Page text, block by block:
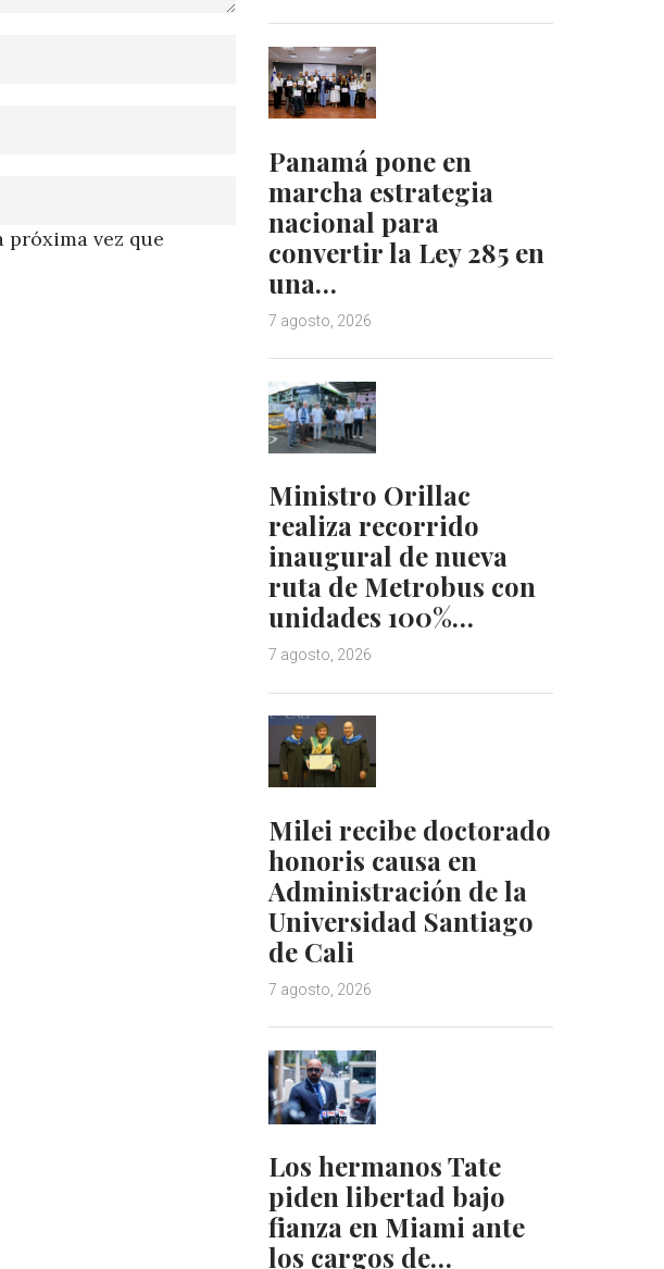
próxima vez que
Panamá pone en
marcha estrategia
nacional para
convertir la Ley 285 en
una…
7 agosto, 2026
Ministro Orillac
realiza recorrido
inaugural de nueva
ruta de Metrobus con
unidades 100%…
7 agosto, 2026
Milei recibe doctorado
honoris causa en
Administración de la
Universidad Santiago
de Cali
7 agosto, 2026
Los hermanos Tate
piden libertad bajo
fianza en Miami ante
los cargos de…